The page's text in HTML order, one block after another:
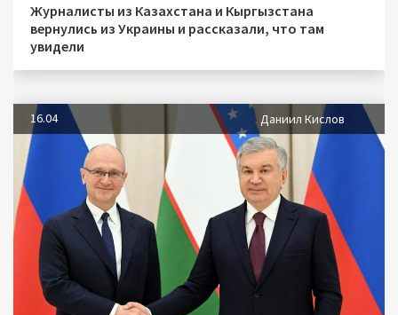
Журналисты из Казахстана и Кыргызстана
вернулись из Украины и рассказали, что там
увидели
16.04 Даниил Кислов